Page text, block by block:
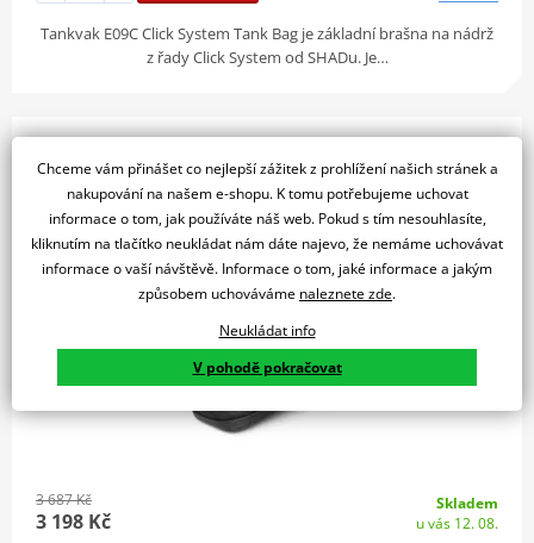
Tankvak E09C Click System Tank Bag je základní brašna na nádrž
z řady Click System od SHADu. Je…
SLEVA 13%
3 687 Kč
3 198 Kč
Skladem
u vás 12. 08.
Chceme vám přinášet co nejlepší zážitek z prohlížení našich stránek a
nakupování na našem e-shopu. K tomu potřebujeme uchovat
informace o tom, jak používáte náš web. Pokud s tím nesouhlasíte,
kliknutím na tlačítko neukládat nám dáte najevo, že nemáme uchovávat
informace o vaší návštěvě. Informace o tom, jaké informace a jakým
způsobem uchováváme naleznete zde.
Neukládat info
V pohodě pokračovat